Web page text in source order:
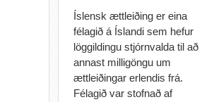
Íslensk ættleiðing er eina
félagið á Íslandi sem hefur
löggildingu stjórnvalda til að
annast milligöngu um
ættleiðingar erlendis frá.
Félagið var stofnað af